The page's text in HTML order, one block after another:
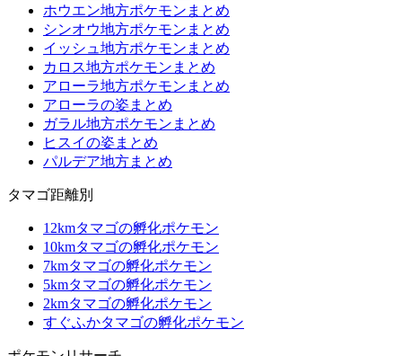
ホウエン地方ポケモンまとめ
シンオウ地方ポケモンまとめ
イッシュ地方ポケモンまとめ
カロス地方ポケモンまとめ
アローラ地方ポケモンまとめ
アローラの姿まとめ
ガラル地方ポケモンまとめ
ヒスイの姿まとめ
パルデア地方まとめ
タマゴ距離別
12kmタマゴの孵化ポケモン
10kmタマゴの孵化ポケモン
7kmタマゴの孵化ポケモン
5kmタマゴの孵化ポケモン
2kmタマゴの孵化ポケモン
すぐふかタマゴの孵化ポケモン